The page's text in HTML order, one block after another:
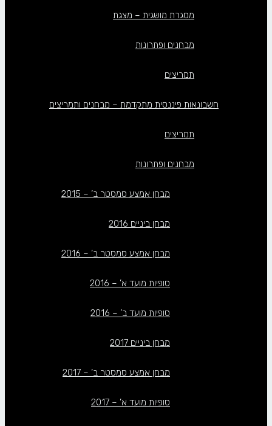
מסגרת מושגית – מצגת
מבחנים ופתרונות
תמריצים
חשבונאות פיננסית מתקדמת – מבחנים ותמריצים
תמריצים
מבחנים ופתרונות
מבחן אמצע סמסטר ב’ – 2015
מבחן ביניים 2016
מבחן אמצע סמסטר ב’ – 2016
סופיות מועד א’ – 2016
סופיות מועד ב’ – 2016
מבחן ביניים 2017
מבחן אמצע סמסטר ב’ – 2017
סופיות מועד א’ – 2017